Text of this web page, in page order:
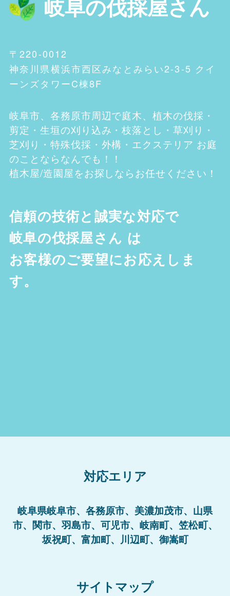
岐阜の伐採屋さん
〒220-0012
神奈川県横浜市西区みなとみらい2-3-5 クイ
ーンズタワーC棟8F
岐阜市、各務原市周辺で庭木、植木の伐採・
剪定・生垣の刈り込み・枝落とし・草刈り・
芝刈り・特殊伐採・外構・エクステリア お庭
のことならなんでも！！
植木屋/造園屋をお探しならお任せください！
信頼の技術と誠実な対応で
岐阜の伐採屋さん は
お客様のご要望にお応えしま
す。
対応エリア
岐阜県岐阜市、各務原市、美濃加茂市、山県
市、関市、羽島市、可児市、岐南町、笠松町、
坂祝町、富加町、川辺町、御嵩町
サイトマップ